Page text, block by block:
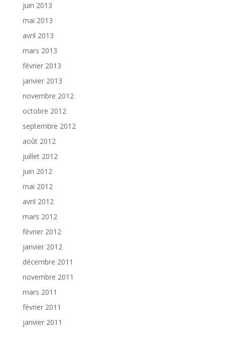
juin 2013
mai 2013
avril 2013
mars 2013
février 2013
janvier 2013
novembre 2012
octobre 2012
septembre 2012
août 2012
juillet 2012
juin 2012
mai 2012
avril 2012
mars 2012
février 2012
janvier 2012
décembre 2011
novembre 2011
mars 2011
février 2011
janvier 2011